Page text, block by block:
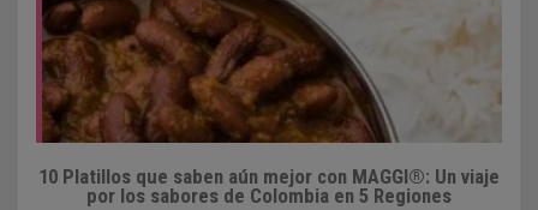
10 Platillos que saben aún mejor con MAGGI®: Un viaje
por los sabores de Colombia en 5 Regiones